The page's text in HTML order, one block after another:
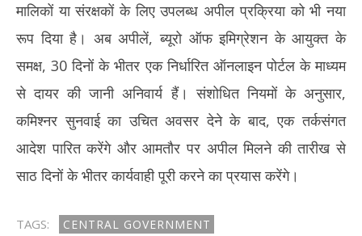
मालिकों या संरक्षकों के लिए उपलब्ध अपील प्रक्रिया को भी नया
रूप दिया है। अब अपीलें, ब्यूरो ऑफ इमिग्रेशन के आयुक्त के
समक्ष, 30 दिनों के भीतर एक निर्धारित ऑनलाइन पोर्टल के माध्यम
से दायर की जानी अनिवार्य हैं। संशोधित नियमों के अनुसार,
कमिश्नर सुनवाई का उचित अवसर देने के बाद, एक तर्कसंगत
आदेश पारित करेंगे और आमतौर पर अपील मिलने की तारीख से
साठ दिनों के भीतर कार्यवाही पूरी करने का प्रयास करेंगे।
TAGS:
CENTRAL GOVERNMENT